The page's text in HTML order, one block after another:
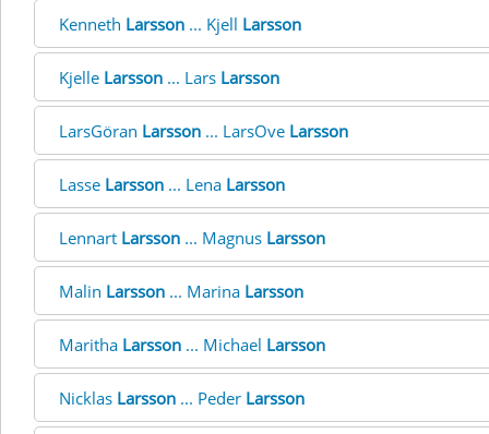
Kenneth Larsson ... Kjell Larsson
Kjelle Larsson ... Lars Larsson
LarsGöran Larsson ... LarsOve Larsson
Lasse Larsson ... Lena Larsson
Lennart Larsson ... Magnus Larsson
Malin Larsson ... Marina Larsson
Maritha Larsson ... Michael Larsson
Nicklas Larsson ... Peder Larsson